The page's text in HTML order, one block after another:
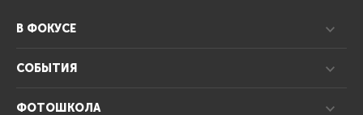
В ФОКУСЕ
СОБЫТИЯ
ФОТОШКОЛА